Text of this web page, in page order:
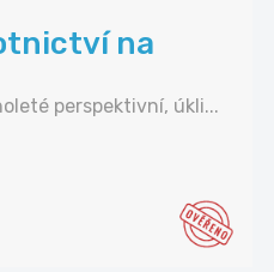
na
perspektivní, úkli...